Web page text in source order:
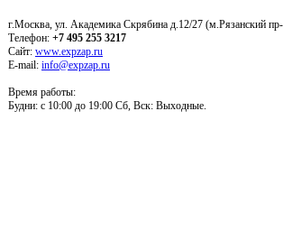
г.Москва, ул. Академика Скрябина д.12/27 (м.Рязанский
Телефон: +7 495 255 3217
Сайт: www.expzap.ru
E-mail: info@expzap.ru
Время работы:
Будни: c 10:00 до 19:00 Сб, Вск: Выходные.